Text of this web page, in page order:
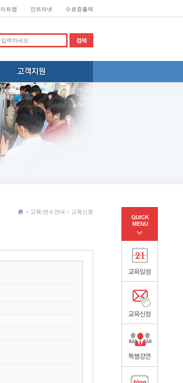
수료증출력
인트라넷
트맵
> 교육/연수안내 > 교육신청